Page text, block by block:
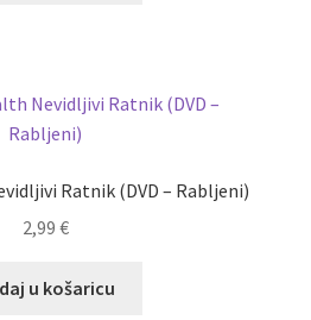
Ratnik (DVD – Rabljeni)
2,99 €
u košaricu